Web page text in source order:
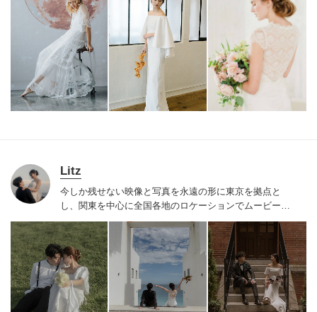
クセサリーブランドRANJANA KHAN、シューズブラン
ドbellabelle shoesなどインポートアイテムも取り扱って
おります
自由でおしゃれなウェディングを目指すすべて
の花嫁様へ
サロンでお待ちしております
Litz
今しか残せない映像と写真を永遠の形に東京を拠点と
し、関東を中心に全国各地のロケーションでムービー&
フォト撮影、東京都内でスタジオフォト撮影を行なって
おります。お好きなロケーションで前撮り、後撮り致し
ます。【結婚式オープニングムービー】ロケーション撮
影ではご希望の場所でムービー、フォトの両方が撮影可
能です。ドローンなどを使用しお二人だけの壮大なオー
プニングムービーを制作いたします。